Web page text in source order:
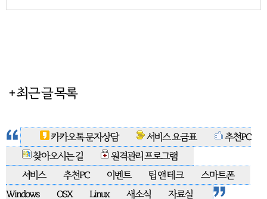
+ 최근 글 목록
카카오톡 문자상담 서비스 요금표
추천PC
찾아오시는 길
원격관리 프로그램
서비스
추천PC 이벤트 팁 앤 테크
스마트폰
Windows
OSX Linux 새소식 자료실